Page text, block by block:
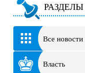
РАЗДЕЛЫ
Все новости
Власть